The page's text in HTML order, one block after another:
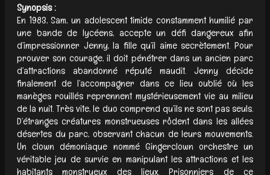
Synopsis :
En 1983, Sam, un adolescent timide constamment humilié par
une bande de lycéens, accepte un défi dangereux afin
d’impressionner Jenny, la fille qu’il aime secrètement. Pour
prouver son courage, il doit pénétrer dans un ancien parc
d’attractions abandonné réputé maudit. Jenny décide
finalement de l’accompagner dans ce lieu oublié où les
manèges rouillés reprennent mystérieusement vie au milieu
de la nuit. Très vite, le duo comprend qu’ils ne sont pas seuls.
D’étranges créatures monstrueuses rôdent dans les allées
désertes du parc, observant chacun de leurs mouvements.
Un clown démoniaque nommé Gingerclown orchestre un
véritable jeu de survie en manipulant les attractions et les
habitants monstrueux des lieux. Prisonniers de ce